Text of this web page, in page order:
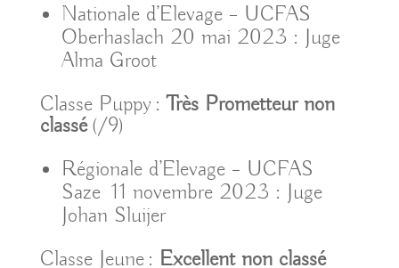
Nationale d’Elevage – UCFAS
Oberhaslach 20 mai 2023 : Juge
Alma Groot
Classe Puppy :Très Prometteur non
classé(/9)
Régionale d’Elevage – UCFAS
Saze 11 novembre 2023 : Juge
Johan Sluijer
Classe Jeune : Excellent non classé